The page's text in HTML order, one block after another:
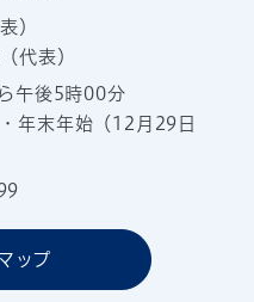
表）
代表）
午後5時00分
年末年始（12月29日
ップ